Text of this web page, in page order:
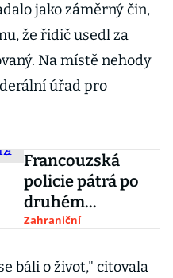
jako záměrný čin,
že řidič usedl za
Na místě nehody
úřad pro
Francouzská
policie pátrá po
druhém
podezřelém z
Zahraniční
báli o život," citovala